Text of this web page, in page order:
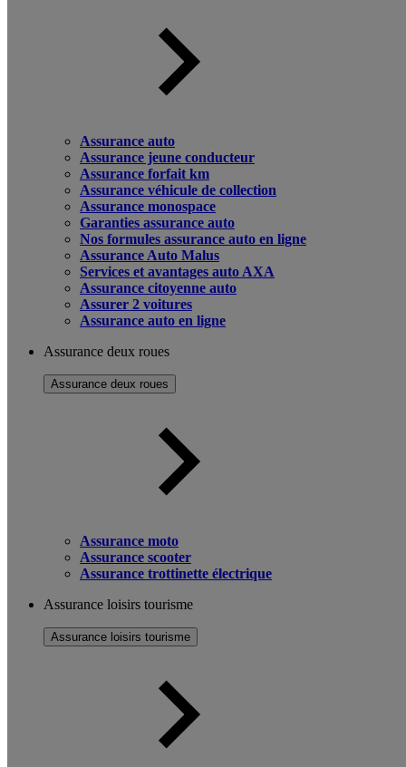
Assurance auto
Assurance jeune conducteur
Assurance forfait km
Assurance véhicule de collection
Assurance monospace
Garanties assurance auto
Nos formules assurance auto en ligne
Assurance Auto Malus
Services et avantages auto AXA
Assurance citoyenne auto
Assurer 2 voitures
Assurance auto en ligne
Assurance deux roues
Assurance deux roues
Assurance moto
Assurance scooter
Assurance trottinette électrique
Assurance loisirs tourisme
Assurance loisirs tourisme